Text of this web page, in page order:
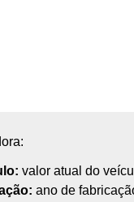
valor atual do
ano de